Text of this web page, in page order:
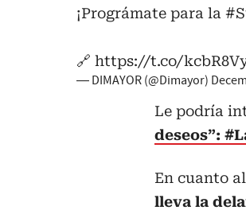
¡Prográmate para la
🔗 https://t.co/
— DIMAYOR (@Dimayor)
Le podría
deseos”:
En cuanto
lleva la